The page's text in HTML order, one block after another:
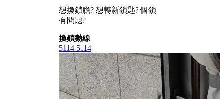
想換鎖膽? 想轉新鎖匙? 個鎖
有問題?
換鎖熱線
5114 5114